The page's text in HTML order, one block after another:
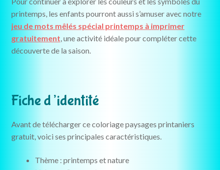
printemps, les enfants pourront aussi s’amuser avec notre
jeu de mots mêlés spécial printemps à imprimer
gratuitement, une activité idéale pour compléter cette
découverte de la saison.
Fiche d’identité
Avant de télécharger ce coloriage paysages printaniers
gratuit, voici ses principales caractéristiques.
Thème : printemps et nature